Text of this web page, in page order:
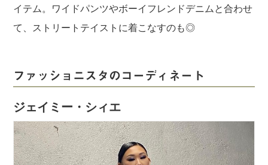
イテム。ワイドパンツやボーイフレンドデニムと合わせ
て、ストリートテイストに着こなすのも◎
ファッショニスタのコーディネート
ジェイミー・シィエ